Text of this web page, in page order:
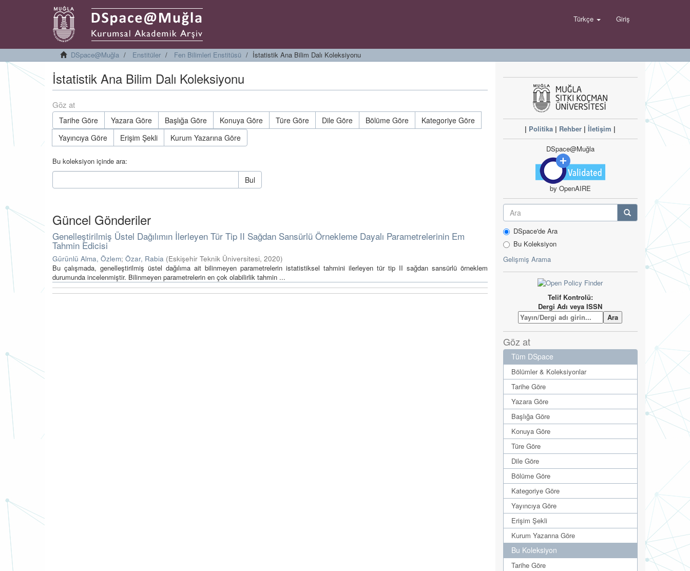
Türkçe Giriş
DSpace@Muğla Enstitüler Fen Bilimleri Enstitüsü İstatistik Ana Bilim Dalı Koleksiyonu
İstatistik Ana Bilim Dalı Koleksiyonu
Göz at
Tarihe Göre Yazara Göre Başlığa Göre Konuya Göre Türe Göre Dile Göre Bölüme Göre
Kategoriye Göre
Yayıncıya Göre
Erişim Şekli Kurum Yazarına Göre
Bu koleksiyon içinde ara:
Bul
Güncel Gönderiler
Genelleştirilmiş Üstel Dağılımın İlerleyen Tür Tip II Sağdan Sansürlü Örnekleme Dayalı Parametrelerinin Em
Tahmin Edicisi
Gürünlü Alma, Özlem; Özar, Rabia (Eskişehir Teknik Üniversitesi, 2020)
Bu çalışmada, genelleştirilmiş üstel dağılıma ait bilinmeyen parametrelerin istatistiksel tahmini ilerleyen tür tip II sağdan sansürlü örneklem
durumunda incelenmiştir. Bilinmeyen parametrelerin en çok olabilirlik tahmin ...
| Politika | Rehber |İletişim |
DSpace@Muğla
by OpenAIRE
DSpace'de Ara
Bu Koleksiyon
Gelişmiş Arama
Telif Kontrolü:
Dergi Adı veya ISSN
Göz at
Tüm DSpace
Bölümler & Koleksiyonlar
Tarihe Göre
Yazara Göre
Başlığa Göre
Konuya Göre
Türe Göre
Dile Göre
Bölüme Göre
Kategoriye Göre
Yayıncıya Göre
Erişim Şekli
Kurum Yazarına Göre
Bu Koleksiyon
Tarihe Göre